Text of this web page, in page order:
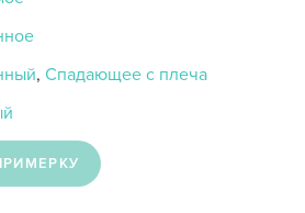
, Спадающее с плеча